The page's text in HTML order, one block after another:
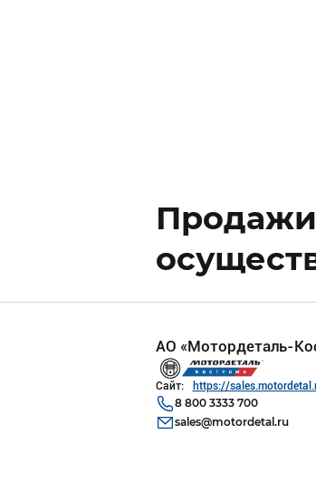
АО «Мотордеталь-
Сайт: https://
8 800 3333 700
sales@motordetal.ru